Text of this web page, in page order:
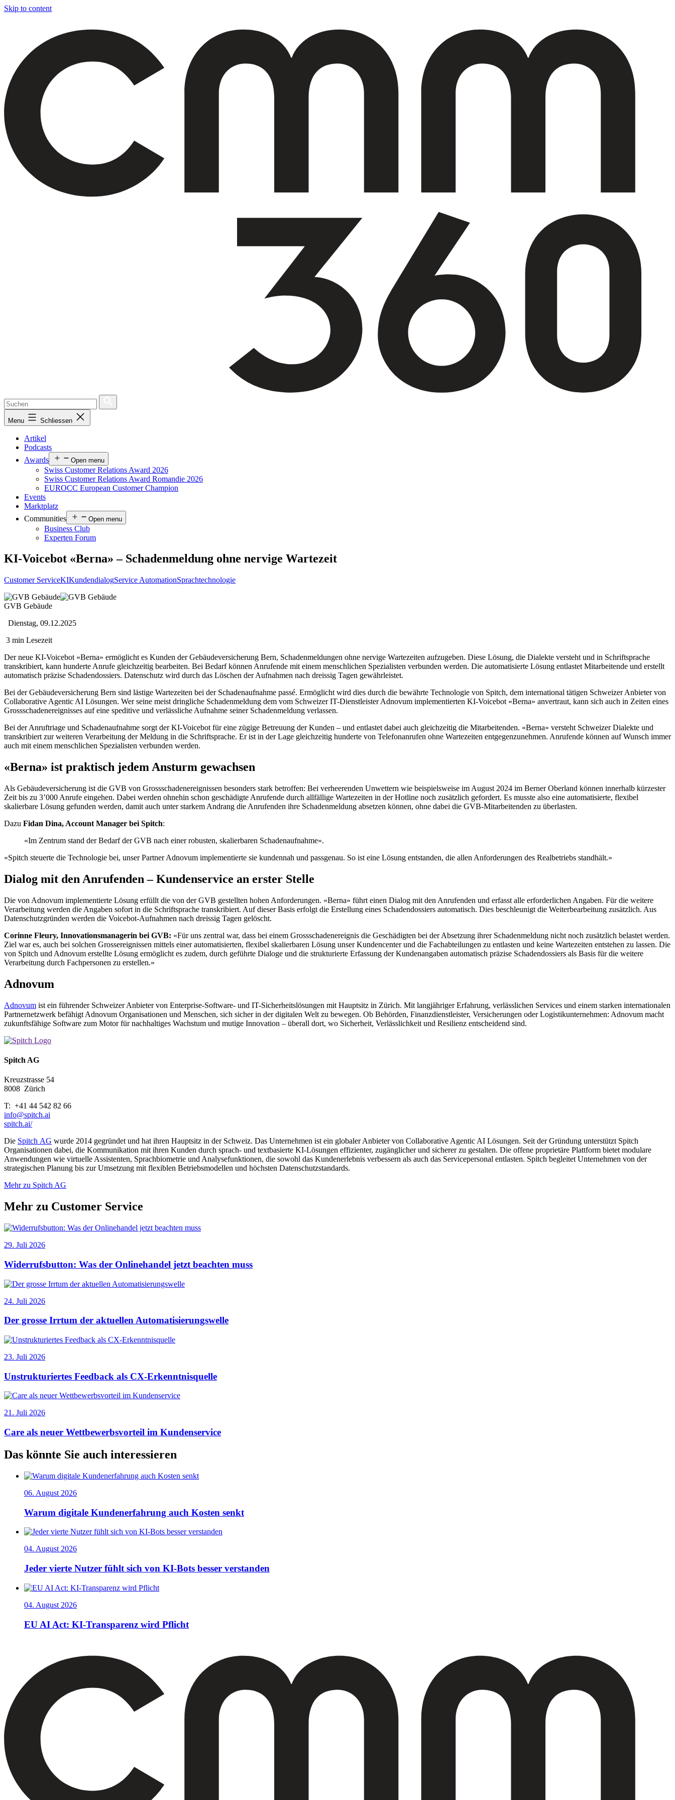
Skip to content
Menu Schliessen
Artikel
Podcasts
Awards
Open menu
Swiss Customer Relations Award 2026
Swiss Customer Relations Award Romandie 2026
EUROCC European Customer Champion
Events
Marktplatz
Communities
Open menu
Business Club
Experten Forum
KI-Voicebot «Berna» – Schadenmeldung ohne nervige Wartezeit
Customer ServiceKIKundendialogService AutomationSprachtechnologie
GVB Gebäude
Dienstag, 09.12.2025
3 min Lesezeit
Der neue KI-Voicebot «Berna» ermöglicht es Kunden der Gebäudeversicherung Bern, Schadenmeldungen ohne nervige Wartezeiten aufzugeben. Diese Lösung, die Dialekte versteht und in Schriftsprache
transkribiert, kann hunderte Anrufe gleichzeitig bearbeiten. Bei Bedarf können Anrufende mit einem menschlichen Spezialisten verbunden werden. Die automatisierte Lösung entlastet Mitarbeitende und erstellt
automatisch präzise Schadendossiers. Datenschutz wird durch das Löschen der Aufnahmen nach dreissig Tagen gewährleistet.
Bei der Gebäudeversicherung Bern sind lästige Wartezeiten bei der Schadenaufnahme passé. Ermöglicht wird dies durch die bewährte Technologie von Spitch, dem international tätigen Schweizer Anbieter von
Collaborative Agentic AI Lösungen. Wer seine meist dringliche Schadenmeldung dem vom Schweizer IT-Dienstleister Adnovum implementierten KI-Voicebot «Berna» anvertraut, kann sich auch in Zeiten eines
Grossschadenereignisses auf eine speditive und verlässliche Aufnahme seiner Schadenmeldung verlassen.
Bei der Anruftriage und Schadenaufnahme sorgt der KI-Voicebot für eine zügige Betreuung der Kunden – und entlastet dabei auch gleichzeitig die Mitarbeitenden. «Berna» versteht Schweizer Dialekte und
transkribiert zur weiteren Verarbeitung der Meldung in die Schriftsprache. Er ist in der Lage gleichzeitig hunderte von Telefonanrufen ohne Wartezeiten entgegenzunehmen. Anrufende können auf Wunsch immer
auch mit einem menschlichen Spezialisten verbunden werden.
«Berna» ist praktisch jedem Ansturm gewachsen
Als Gebäudeversicherung ist die GVB von Grossschadenereignissen besonders stark betroffen: Bei verheerenden Unwettern wie beispielsweise im August 2024 im Berner Oberland können innerhalb kürzester
Zeit bis zu 3’000 Anrufe eingehen. Dabei werden ohnehin schon geschädigte Anrufende durch allfällige Wartezeiten in der Hotline noch zusätzlich gefordert. Es musste also eine automatisierte, flexibel
skalierbare Lösung gefunden werden, damit auch unter starkem Andrang die Anrufenden ihre Schadenmeldung absetzen können, ohne dabei die GVB-Mitarbeitenden zu überlasten.
Dazu Fidan Dina, Account Manager bei Spitch:
«Im Zentrum stand der Bedarf der GVB nach einer robusten, skalierbaren Schadenaufnahme».
«Spitch steuerte die Technologie bei, unser Partner Adnovum implementierte sie kundennah und passgenau. So ist eine Lösung entstanden, die allen Anforderungen des Realbetriebs standhält.»
Dialog mit den Anrufenden – Kundenservice an erster Stelle
Die von Adnovum implementierte Lösung erfüllt die von der GVB gestellten hohen Anforderungen. «Berna» führt einen Dialog mit den Anrufenden und erfasst alle erforderlichen Angaben. Für die weitere
Verarbeitung werden die Angaben sofort in die Schriftsprache transkribiert. Auf dieser Basis erfolgt die Erstellung eines Schadendossiers automatisch. Dies beschleunigt die Weiterbearbeitung zusätzlich. Aus
Datenschutzgründen werden die Voicebot-Aufnahmen nach dreissig Tagen gelöscht.
Corinne Fleury, Innovationsmanagerin bei GVB: «Für uns zentral war, dass bei einem Grossschadenereignis die Geschädigten bei der Absetzung ihrer Schadenmeldung nicht noch zusätzlich belastet werden.
Ziel war es, auch bei solchen Grossereignissen mittels einer automatisierten, flexibel skalierbaren Lösung unser Kundencenter und die Fachabteilungen zu entlasten und keine Wartezeiten entstehen zu lassen. Die
von Spitch und Adnovum erstellte Lösung ermöglicht es zudem, durch geführte Dialoge und die strukturierte Erfassung der Kundenangaben automatisch präzise Schadendossiers als Basis für die weitere
Verarbeitung durch Fachpersonen zu erstellen.»
Adnovum
Adnovum ist ein führender Schweizer Anbieter von Enterprise-Software- und IT-Sicherheitslösungen mit Hauptsitz in Zürich. Mit langjähriger Erfahrung, verlässlichen Services und einem starken internationalen
Partnernetzwerk befähigt Adnovum Organisationen und Menschen, sich sicher in der digitalen Welt zu bewegen. Ob Behörden, Finanzdienstleister, Versicherungen oder Logistikunternehmen: Adnovum macht
zukunftsfähige Software zum Motor für nachhaltiges Wachstum und mutige Innovation – überall dort, wo Sicherheit, Verlässlichkeit und Resilienz entscheidend sind.
Spitch AG
Kreuzstrasse 54
8008 Zürich
T: +41 44 542 82 66
info@spitch.ai
spitch.ai/
Die Spitch AG wurde 2014 gegründet und hat ihren Hauptsitz in der Schweiz. Das Unternehmen ist ein globaler Anbieter von Collaborative Agentic AI Lösungen. Seit der Gründung unterstützt Spitch
Organisationen dabei, die Kommunikation mit ihren Kunden durch sprach- und textbasierte KI-Lösungen effizienter, zugänglicher und sicherer zu gestalten. Die offene proprietäre Plattform bietet modulare
Anwendungen wie virtuelle Assistenten, Sprachbiometrie und Analysefunktionen, die sowohl das Kundenerlebnis verbessern als auch das Servicepersonal entlasten. Spitch begleitet Unternehmen von der
strategischen Planung bis zur Umsetzung mit flexiblen Betriebsmodellen und höchsten Datenschutzstandards.
Mehr zu Spitch AG
Mehr zu Customer Service
29. Juli 2026
Widerrufsbutton: Was der Onlinehandel jetzt beachten muss
24. Juli 2026
Der grosse Irrtum der aktuellen Automatisierungswelle
23. Juli 2026
Unstrukturiertes Feedback als CX-Erkenntnisquelle
21. Juli 2026
Care als neuer Wettbewerbsvorteil im Kundenservice
Das könnte Sie auch interessieren
06. August 2026
Warum digitale Kundenerfahrung auch Kosten senkt
04. August 2026
Jeder vierte Nutzer fühlt sich von KI-Bots besser verstanden
04. August 2026
EU AI Act: KI-Transparenz wird Pflicht